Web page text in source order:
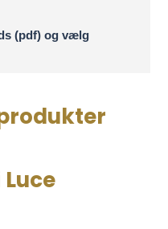
(pdf) og vælg